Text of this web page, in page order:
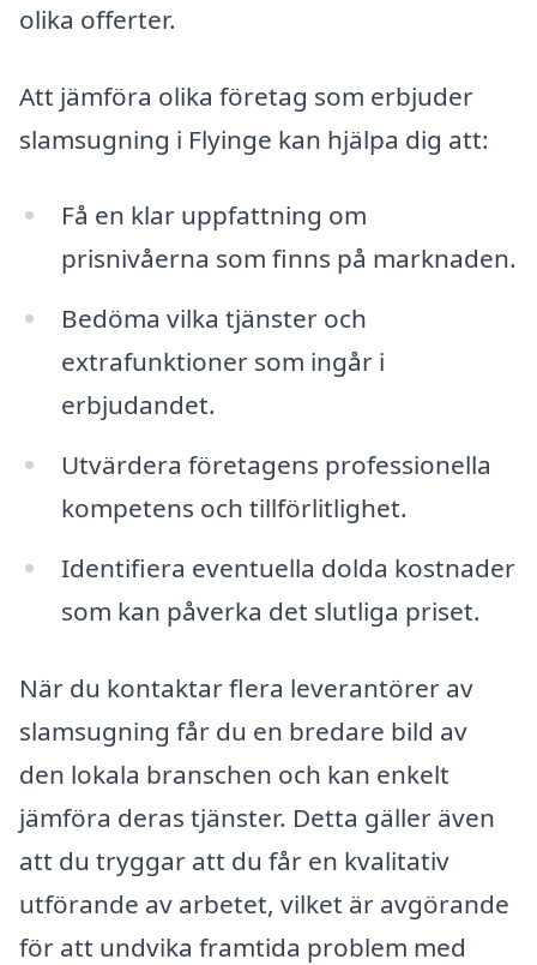
olika offerter.
Att jämföra olika företag som erbjuder
slamsugning i Flyinge kan hjälpa dig att:
Få en klar uppfattning om
prisnivåerna som finns på marknaden.
Bedöma vilka tjänster och
extrafunktioner som ingår i
erbjudandet.
Utvärdera företagens professionella
kompetens och tillförlitlighet.
Identifiera eventuella dolda kostnader
som kan påverka det slutliga priset.
När du kontaktar flera leverantörer av
slamsugning får du en bredare bild av
den lokala branschen och kan enkelt
jämföra deras tjänster. Detta gäller även
att du tryggar att du får en kvalitativ
utförande av arbetet, vilket är avgörande
för att undvika framtida problem med